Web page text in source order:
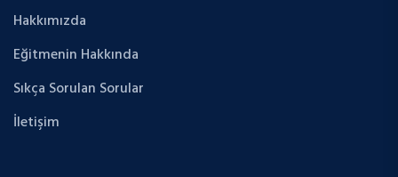
Hakkımızda
Eğitmenin Hakkında
Sıkça Sorulan Sorular
İletişim